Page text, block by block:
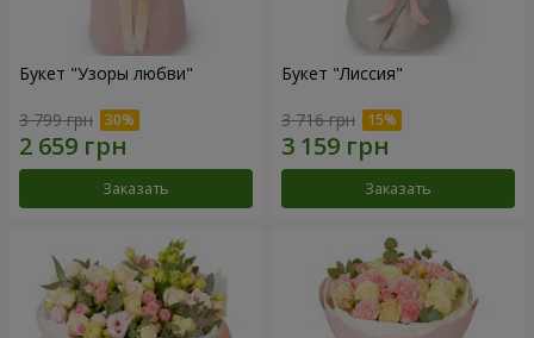
Букет "Узоры любви"
3 799 грн
Заказать
Букет "Лиссия"
3 716 грн
Заказать